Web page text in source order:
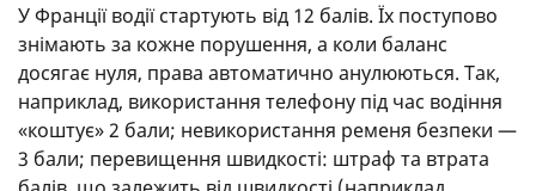
У Франції водії стартують від 12 балів. Їх поступово
знімають за кожне порушення, а коли баланс
досягає нуля, права автоматично анулюються. Так,
наприклад, використання телефону під час водіння
«коштує» 2 бали; невикористання ременя безпеки —
3 бали; перевищення швидкості: штраф та втрата